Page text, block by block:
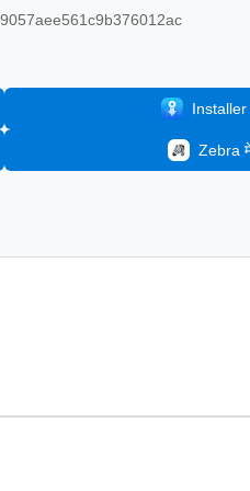
Installer
Zebra